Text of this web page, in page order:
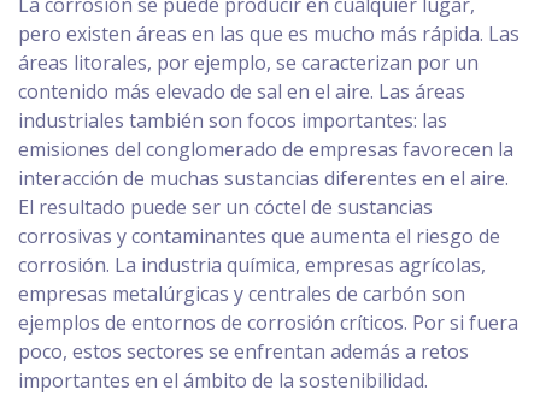
pero existen áreas en las que es mucho más rápida. Las
áreas litorales, por ejemplo, se caracterizan por un
contenido más elevado de sal en el aire. Las áreas
industriales también son focos importantes: las
emisiones del conglomerado de empresas favorecen la
interacción de muchas sustancias diferentes en el aire.
El resultado puede ser un cóctel de sustancias
corrosivas y contaminantes que aumenta el riesgo de
corrosión. La industria química, empresas agrícolas,
empresas metalúrgicas y centrales de carbón son
ejemplos de entornos de corrosión críticos. Por si fuera
poco, estos sectores se enfrentan además a retos
importantes en el ámbito de la sostenibilidad.